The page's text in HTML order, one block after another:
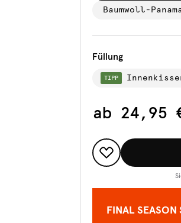
Baumwoll-
Füllung
TIPP
ab 24,95
FINAL SEASON